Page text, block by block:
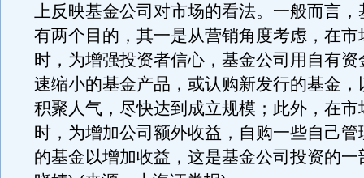
上反映基金公司对市场的看法。一般而言，
有两个目的，其一是从营销角度考虑，在市
时，为增强投资者信心，基金公司用自有资
速缩小的基金产品，或认购新发行的基金，
积聚人气，尽快达到成立规模；此外，在市
时，为增加公司额外收益，自购一些自己管
的基金以增加收益，这是基金公司投资的一